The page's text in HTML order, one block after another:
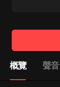
概覽 聲音